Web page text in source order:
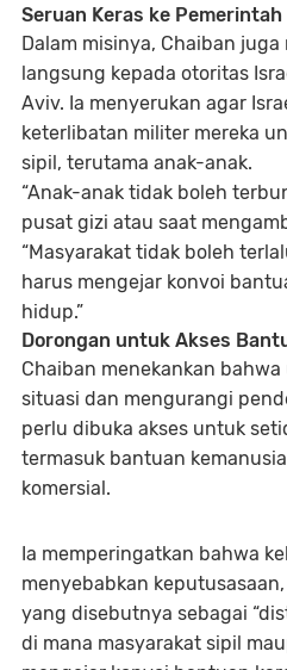
Seruan Keras ke Pemerintah
Dalam misinya, Chaiban
langsung kepada otoritas
Aviv. Ia menyerukan agar
keterlibatan militer mereka
sipil, terutama anak-anak.
“Anak-anak tidak boleh
pusat gizi atau saat
“Masyarakat tidak boleh
harus mengejar konvoi
hidup.”
Dorongan untuk Akses
Chaiban menekankan
situasi dan mengurangi
perlu dibuka akses untuk
termasuk bantuan
komersial.
Ia memperingatkan bahwa
menyebabkan keputusasaan,
yang disebutnya sebagai
di mana masyarakat sipil